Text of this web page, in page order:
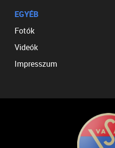
EGYÉB
Fotók
Videók
Impresszum